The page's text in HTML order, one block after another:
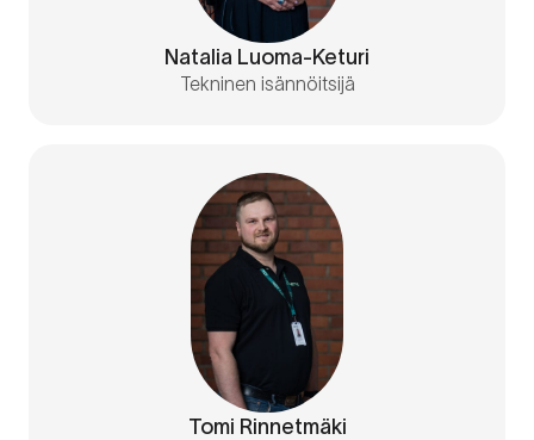
Natalia Luoma-Keturi
Tekninen isännöitsijä
Tomi Rinnetmäki